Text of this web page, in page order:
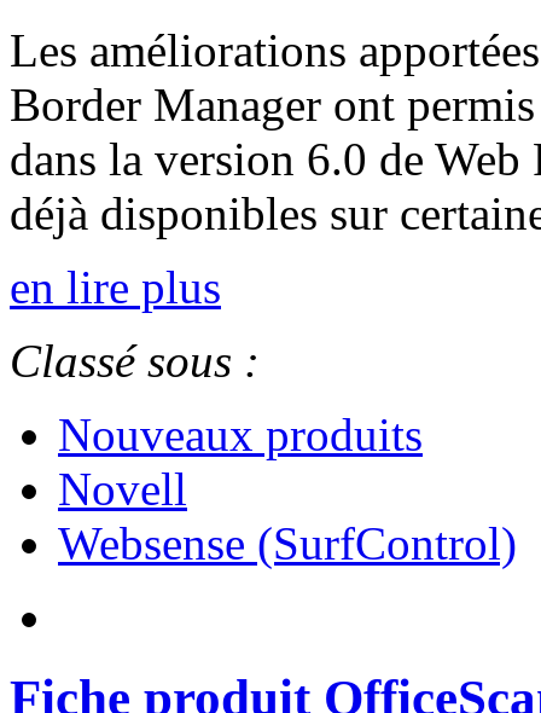
Les améliorations
Border Manager ont
dans la version 6.0 de
déjà disponibles sur
en lire plus
Classé sous :
Nouveaux produits
Novell
Websense (SurfControl)
Fiche produit